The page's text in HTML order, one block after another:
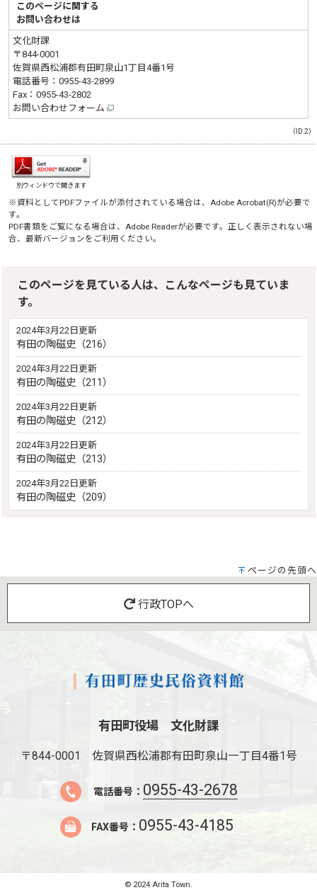
このページに関する
お問い合わせは
文化財課
〒844-0001
佐賀県西松浦郡有田町泉山1丁目4番1号
電話番号：0955-43-2899
Fax：0955-43-2802
お問い合わせフォーム
（ID:2）
別ウィンドウで開きます
※資料としてPDFファイルが添付されている場合は、Adobe Acrobat(R)が必要で
す。
PDF書類をご覧になる場合は、Adobe Readerが必要です。正しく表示されない場
合、最新バージョンをご利用ください。
このページを見ている人は、こんなページも見ていま
す。
2024年3月22日更新
有田の陶磁史（216）
2024年3月22日更新
有田の陶磁史（211）
2024年3月22日更新
有田の陶磁史（212）
2024年3月22日更新
有田の陶磁史（213）
2024年3月22日更新
有田の陶磁史（209）
ページの先頭へ
行政TOPへ
有田町役場 文化財課
〒844-0001 佐賀県西松浦郡有田町泉山一丁目4番1号
電話番号： 0955-43-2678
FAX番号： 0955-43-4185
© 2024 Arita Town.